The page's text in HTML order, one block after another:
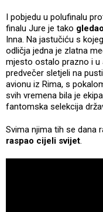
I pobjedu u polufinalu
finalu Jure je tako
Inna. Na jastučiću s
odličja jedna je zlatna
mjesto ostalo prazno i u
predvečer sletjeli na
avionu iz Rima, s
svih vremena bila je
fantomska selekcija
Svima njima tih se dana
raspao cijeli svijet.